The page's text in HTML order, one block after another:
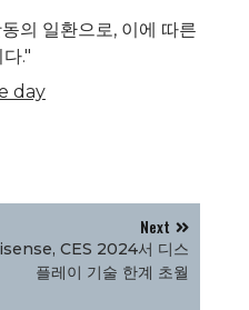
의 일환으로, 이에 따른
."
day
Next
CES 2024서 디스
플레이 기술 한계 초월